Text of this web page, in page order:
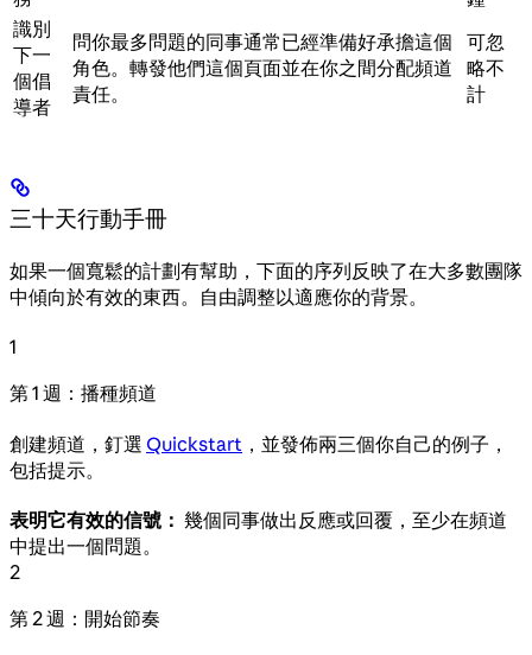
識別
下一
個倡
導者
問你最多問題的同事通常已經準備好承擔這個
角色。轉發他們這個頁面並在你之間分配頻道
責任。
可忽
略不
計
三十天行動手冊
如果一個寬鬆的計劃有幫助，下面的序列反映了在大多數團隊
中傾向於有效的東西。自由調整以適應你的背景。
1
第 1 週：播種頻道
創建頻道，釘選 Quickstart ，並發佈兩三個你自己的例子，
包括提示。
表明它有效的信號： 幾個同事做出反應或回覆，至少在頻道
中提出一個問題。
2
第 2 週：開始節奏